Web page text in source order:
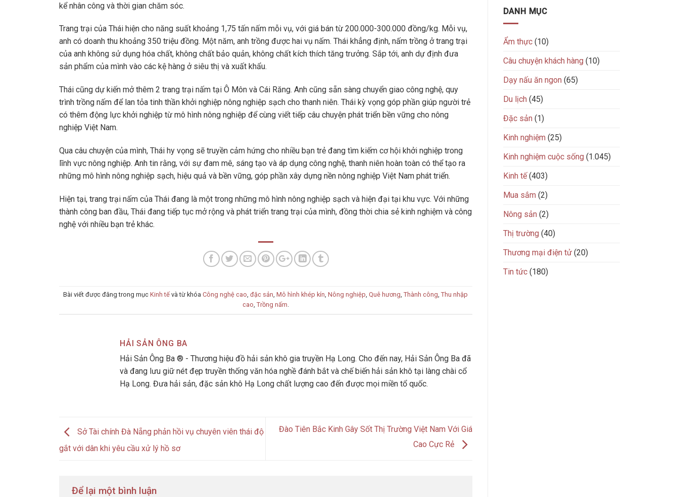
kể nhân công và thời gian chăm sóc.
Trang trại của Thái hiện cho năng suất khoảng 1,75 tấn nấm mỗi vụ, với giá bán từ 200.000-300.000 đồng/kg. Mỗi vụ,
anh có doanh thu khoảng 350 triệu đồng. Một năm, anh trồng được hai vụ nấm. Thái khẳng định, nấm trồng ở trang trại
của anh không sử dụng hóa chất, không chất bảo quản, không chất kích thích tăng trưởng. Sắp tới, anh dự định đưa
sản phẩm của mình vào các kệ hàng ở siêu thị và xuất khẩu.
Thái cũng dự kiến mở thêm 2 trang trại nấm tại Ô Môn và Cái Răng. Anh cũng sẵn sàng chuyển giao công nghệ, quy
trình trồng nấm để lan tỏa tinh thần khởi nghiệp nông nghiệp sạch cho thanh niên. Thái kỳ vọng góp phần giúp người trẻ
có thêm động lực khởi nghiệp từ mô hình nông nghiệp để cùng viết tiếp câu chuyện phát triển bền vững cho nông
nghiệp Việt Nam.
Qua câu chuyện của mình, Thái hy vọng sẽ truyền cảm hứng cho nhiều bạn trẻ đang tìm kiếm cơ hội khởi nghiệp trong
lĩnh vực nông nghiệp. Anh tin rằng, với sự đam mê, sáng tạo và áp dụng công nghệ, thanh niên hoàn toàn có thể tạo ra
những mô hình nông nghiệp sạch, hiệu quả và bền vững, góp phần xây dựng nền nông nghiệp Việt Nam phát triển.
Hiện tại, trang trại nấm của Thái đang là một trong những mô hình nông nghiệp sạch và hiện đại tại khu vực. Với những
thành công ban đầu, Thái đang tiếp tục mở rộng và phát triển trang trại của mình, đồng thời chia sẻ kinh nghiệm và công
nghệ với nhiều bạn trẻ khác.
Bài viết được đăng trong mụcKinh tế và từ khóaCông nghệ cao,đặc sản,Mô hình khép kín,Nông nghiệp,Quê hương,Thành công,Thu nhập
cao, Trồng nấm.
HẢI SẢN ÔNG BA
Hải Sản Ông Ba ® - Thương hiệu đồ hải sản khô gia truyền Hạ Long. Cho đến nay, Hải Sản Ông Ba đã
và đang lưu giữ nét đẹp truyền thống văn hóa nghề đánh bắt và chế biến hải sản khô tại làng chài cổ
Hạ Long. Đưa hải sản, đặc sản khô Hạ Long chất lượng cao đến được mọi miền tổ quốc.
Sở Tài chính Đà Nẵng phản hồi vụ chuyên viên thái độ
gắt với dân khi yêu cầu xử lý hồ sơ
Đào Tiên Bắc Kinh Gây Sốt Thị Trường Việt Nam Với Giá
Cao Cực Rẻ
Để lại một bình luận
DANH MỤC
Ẩm thực(10)
Câu chuyện khách hàng (10)
Dạy nấu ăn ngon (65)
Du lịch (45)
Đặc sản (1)
Kinh nghiệm (25)
Kinh nghiệm cuộc sống (1.045)
Kinh tế(403)
Mua sắm (2)
Nông sản (2)
Thị trường (40)
Thương mại điện tử(20)
Tin tức(180)